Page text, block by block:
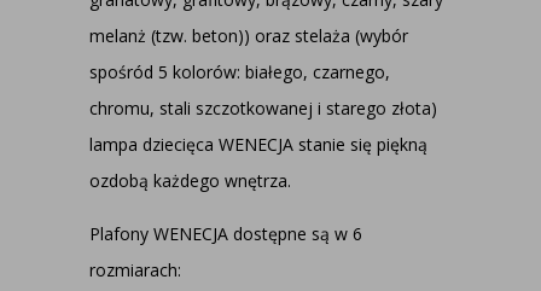
melanż (tzw. beton)) oraz stelaża (wybór
spośród 5 kolorów: białego, czarnego,
chromu, stali szczotkowanej i starego złota)
lampa dziecięca WENECJA stanie się piękną
ozdobą każdego wnętrza.
Plafony WENECJA dostępne są w 6
rozmiarach: